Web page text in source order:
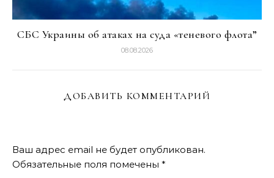
СБС Украины об атаках на суда «теневого флота”
08.08.2026
ДОБАВИТЬ КОММЕНТАРИЙ
Ваш адрес email не будет опубликован.
Обязательные поля помечены *